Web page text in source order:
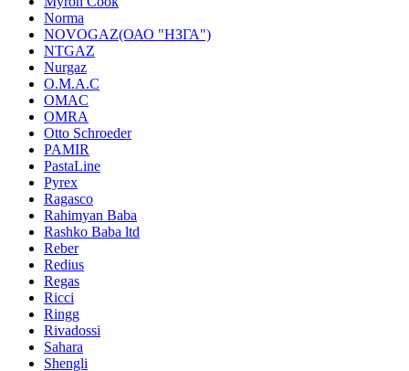
Norma
NOVOGAZ(ОАО "НЗГА")
NTGAZ
Nurgaz
O.M.A.C
OMAC
OMRA
Otto Schroeder
PAMIR
PastaLine
Pyrex
Ragasco
Rahimyan Baba
Rashko Baba ltd
Reber
Redius
Regas
Ricci
Ringg
Rivadossi
Sahara
Shengli